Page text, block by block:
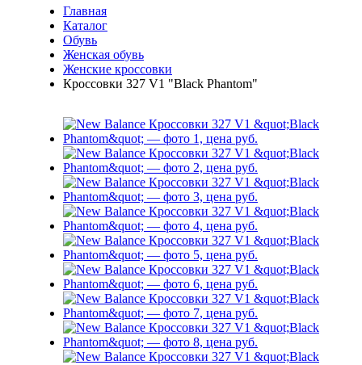
Главная
Каталог
Обувь
Женская обувь
Женские кроссовки
Кроссовки 327 V1 "Black Phantom"